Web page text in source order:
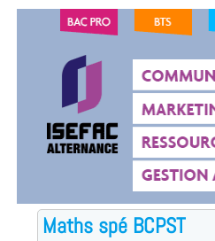
Maths spé BCPST